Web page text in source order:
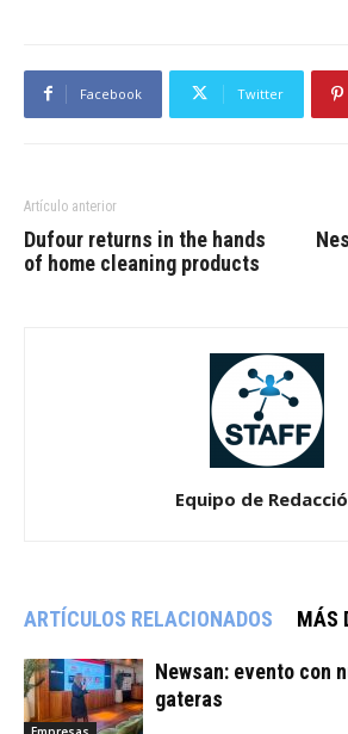
Facebook Twitter
Artículo anterior
Dufour returns in the hands
of home cleaning products
Equipo de
ARTÍCULOS RELACIONADOS MÁS
Newsan: evento con
gateras